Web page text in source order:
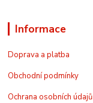
Informace
Doprava a platba
Obchodní podmínky
Ochrana osobních údajů